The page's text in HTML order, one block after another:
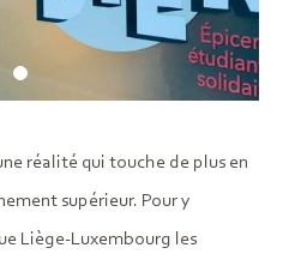
réalité qui touche de plus en
supérieur. Pour y
Liège-Luxembourg les